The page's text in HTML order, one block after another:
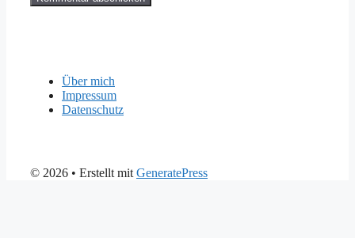
Über mich
Impressum
Datenschutz
© 2026 • Erstellt mit GeneratePress